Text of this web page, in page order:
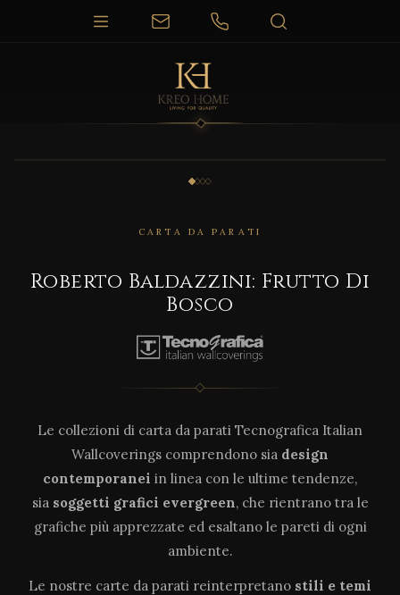
CARTA DA PARATI
Roberto Baldazzini: Frutto Di
Bosco
Le collezioni di carta da parati Tecnografica Italian
Wallcoverings comprendono sia design
contemporanei in linea con le ultime tendenze,
sia soggetti grafici evergreen, che rientrano tra le
grafiche più apprezzate ed esaltano le pareti di ogni
ambiente.
Le nostre carte da parati reinterpretano stili e temi